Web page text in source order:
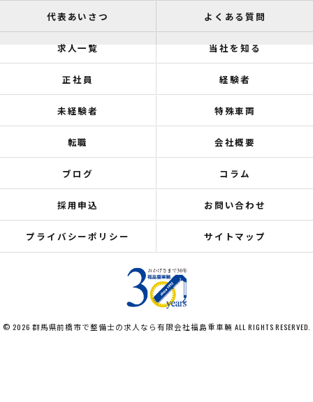
代表あいさつ よくある質問
求人一覧 当社を知る
正社員 経験者
未経験者 特殊車両
転職 会社概要
ブログ コラム
採用申込 お問い合わせ
プライバシーポリシー サイトマップ
© 2026 群馬県前橋市で整備士の求人なら有限会社福島重車輛 ALL RIGHTS RESERVED.